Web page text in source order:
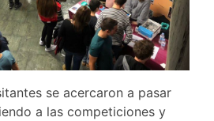
se acercaron a pasar
a las competiciones y